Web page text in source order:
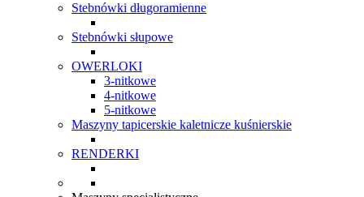
Stebnówki długoramienne
Stebnówki słupowe
OWERLOKI
3-nitkowe
4-nitkowe
5-nitkowe
Maszyny tapicerskie kaletnicze kuśnierskie
RENDERKI